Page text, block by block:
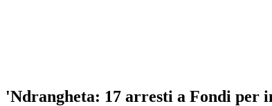
'Ndrangheta: 17 arresti a Fondi